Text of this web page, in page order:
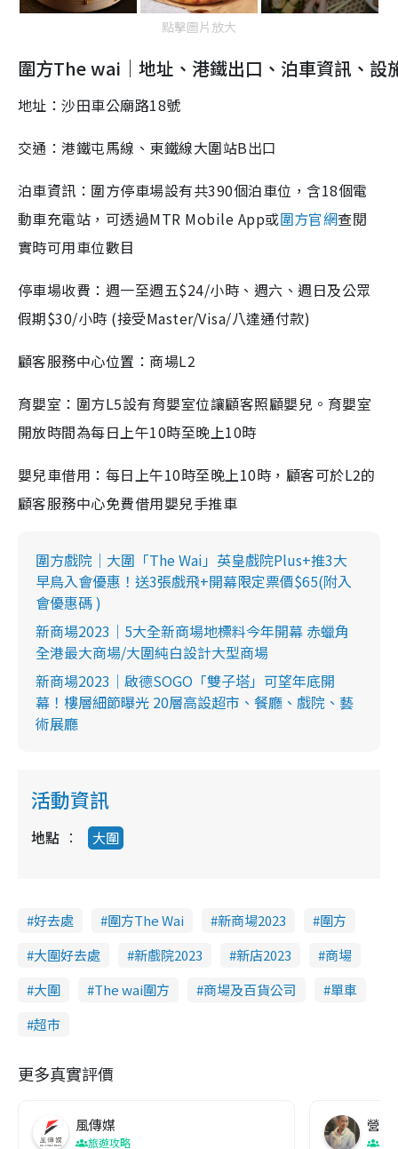
點擊圖片放大
圍方The wai｜地址、港鐵出口、泊車資訊、設
地址：沙田車公廟路18號
交通：港鐵屯馬線、東鐵線大圍站B出口
泊車資訊：圍方停車場設有共390個泊車位，含18個電
動車充電站，可透過MTR Mobile App或圍方官網查閱
實時可用車位數目
停車場收費：週一至週五$24/小時、週六、週日及公眾
假期$30/小時 (接受Master/Visa/八達通付款)
顧客服務中心位置：商場L2
育嬰室：圍方L5設有育嬰室位讓顧客照顧嬰兒。育嬰室
開放時間為每日上午10時至晚上10時
嬰兒車借用：每日上午10時至晚上10時，顧客可於L2的
顧客服務中心免費借用嬰兒手推車
圍方戲院｜大圍「The Wai」英皇戲院Plus+推3大
早鳥入會優惠！送3張戲飛+開幕限定票價$65(附入
會優惠碼 )
新商場2023｜5大全新商場地標料今年開幕 赤蠟角
全港最大商場/大圍純白設計大型商場
新商場2023｜啟德SOGO「雙子塔」可望年底開
幕！樓層細節曝光 20層高設超市、餐廳、戲院、藝
術展廳
活動資訊
地點 大圍
好去處 圍方The Wai 新商場2023
圍方
大圍好去處
新戲院2023 新店2023
商場
大圍
The wai圍方 商場及百貨公司
單車
超市
更多真實評價
風傳媒
旅遊攻略
營養